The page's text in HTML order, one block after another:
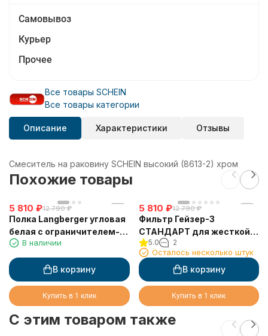
Самовывоз
Курьер
Прочее
Все товары SCHEIN
Все товары категории
Описание Характеристики Отзывы
Смеситель на раковину SCHEIN высокий (8613-2) хром
Похожие товары
5 810 ₽12 790 ₽
Полка Langberger угловая
белая с ограничителем-
скребок 73451-WH
В наличии
В корзину
Купить в 1 клик
5 810 ₽12 790 ₽
Фильтр Гейзер-3
СТАНДАРТ для жесткой
воды
5.0 2
Осталось несколько штук
В корзину
Купить в 1 клик
C этим товаром также